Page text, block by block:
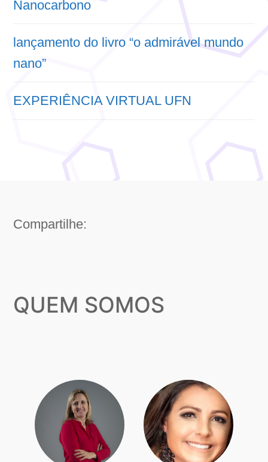
Nanocarbono
lançamento do livro “o admirável mundo
nano”
EXPERIÊNCIA VIRTUAL UFN
Compartilhe:
QUEM SOMOS